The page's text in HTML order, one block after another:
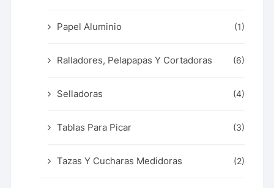
Papel Aluminio (1)
Ralladores, Pelapapas Y Cortadoras (6)
Selladoras (4)
Tablas Para Picar (3)
Tazas Y Cucharas Medidoras (2)